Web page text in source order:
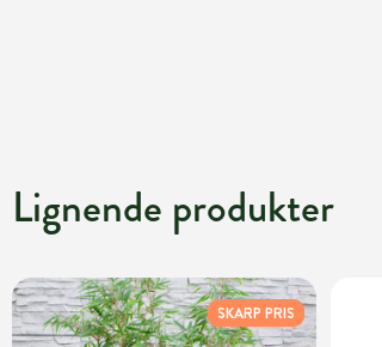
Lignende produkter
SKARP PRIS